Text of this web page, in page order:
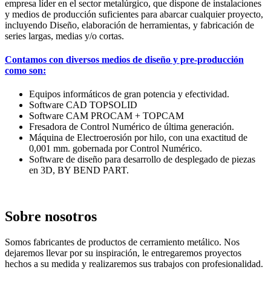
empresa líder en el sector metalúrgico, que dispone de instalaciones
y medios de producción suficientes para abarcar cualquier proyecto,
incluyendo Diseño, elaboración de herramientas, y fabricación de
series largas, medias y/o cortas.
Contamos con diversos medios de diseño y pre-producción
como son:
Equipos informáticos de gran potencia y efectividad.
Software CAD TOPSOLID
Software CAM PROCAM + TOPCAM
Fresadora de Control Numérico de última generación.
Máquina de Electroerosión por hilo, con una exactitud de
0,001 mm. gobernada por Control Numérico.
Software de diseño para desarrollo de desplegado de piezas
en 3D, BY BEND PART.
Sobre nosotros
Somos fabricantes de productos de cerramiento metálico. Nos
dejaremos llevar por su inspiración, le entregaremos proyectos
hechos a su medida y realizaremos sus trabajos con profesionalidad.